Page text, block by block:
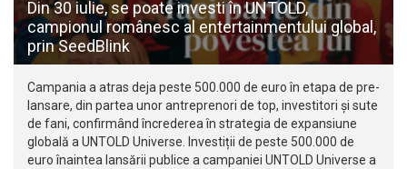
Din 30 iulie, se poate investi în UNTOLD,
campionul românesc al entertainmentului global,
prin SeedBlink
Campania a atras deja peste 500.000 de euro în etapa de pre-
lansare, din partea unor antreprenori de top, investitori și sute
de fani, confirmând încrederea în strategia de expansiune
globală a UNTOLD Universe. Investiții de peste 500.000 de
euro înaintea lansării publice a campaniei UNTOLD Universe a